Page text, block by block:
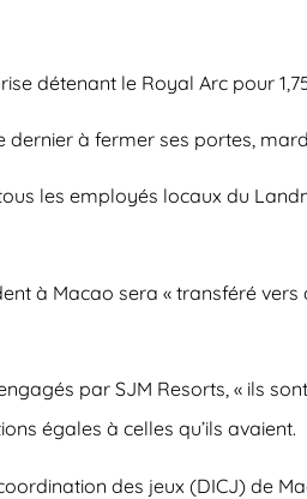
détenant le Royal Arc pour
dernier à fermer ses portes,
les employés locaux du
à Macao sera « transféré
par SJM Resorts, « ils
égales à celles qu’ils avaient.
des jeux (DICJ) de